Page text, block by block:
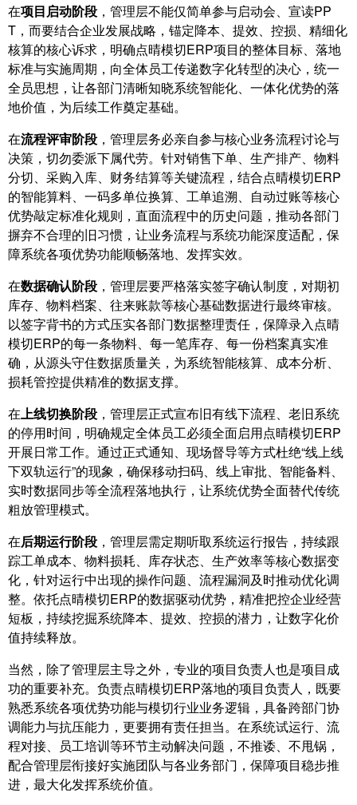
在项目启动阶段 ，管理层不能仅简单参与启动会、宣读PP
T，而要结合企业发展战略，锚定降本、提效、控损、精细化
核算的核心诉求，明确点晴模切ERP项目的整体目标、落地
标准与实施周期，向全体员工传递数字化转型的决心，统一
全员思想，让各部门清晰知晓系统智能化、一体化优势的落
地价值，为后续工作奠定基础。
在流程评审阶段 ，管理层务必亲自参与核心业务流程讨论与
决策，切勿委派下属代劳。针对销售下单、生产排产、物料
分切、采购入库、财务结算等关键流程，结合点晴模切ERP
的智能算料、一码多单位换算、工单追溯、自动过账等核心
优势敲定标准化规则，直面流程中的历史问题，推动各部门
摒弃不合理的旧习惯，让业务流程与系统功能深度适配，保
障系统各项优势功能顺畅落地、发挥实效。
在数据确认阶段 ，管理层要严格落实签字确认制度，对期初
库存、物料档案、往来账款等核心基础数据进行最终审核。
以签字背书的方式压实各部门数据整理责任，保障录入点晴
模切ERP的每一条物料、每一笔库存、每一份档案真实准
确，从源头守住数据质量关，为系统智能核算、成本分析、
损耗管控提供精准的数据支撑。
在 上线切换阶段 ，管理层正式宣布旧有线下流程、老旧系统
的停用时间，明确规定全体员工必须全面启用点晴模切ERP
开展日常工作。通过正式通知、现场督导等方式杜绝“线上线
下双轨运行”的现象，确保移动扫码、线上审批、智能备料、
实时数据同步等全流程落地执行，让系统优势全面替代传统
粗放管理模式。
在后期运行阶段 ，管理层需定期听取系统运行报告，持续跟
踪工单成本、物料损耗、库存状态、生产效率等核心数据变
化，针对运行中出现的操作问题、流程漏洞及时推动优化调
整。依托点晴模切ERP的数据驱动优势，精准把控企业经营
短板，持续挖掘系统降本、提效、控损的潜力，让数字化价
值持续释放。
当然，除了管理层主导之外，专业的项目负责人也是项目成
功的重要补充。负责点晴模切ERP落地的项目负责人，既要
熟悉系统各项优势功能与模切行业业务逻辑，具备跨部门协
调能力与抗压能力，更要拥有责任担当。在系统试运行、流
程对接、员工培训等环节主动解决问题，不推诿、不甩锅，
配合管理层衔接好实施团队与各业务部门，保障项目稳步推
进，最大化发挥系统价值。